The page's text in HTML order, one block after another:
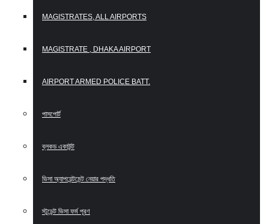
MAGISTRATES, ALL AIRPORTS
MAGISTRATE , DHAKA AIRPORT
AIRPORT ARMED POLICE BATT.
পাসপোর্ট
ব্লকড একাউন্ট
ভিসা অ্যাপয়েন্টমেন্ট নেয়ার পদ্ধতি
স্টুডেন্ট ভিসা ফর্ম পূরণ